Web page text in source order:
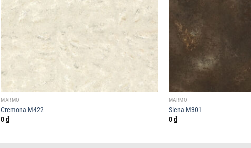
MARMO
Cremona M422
0₫
MARMO
Siena M301
0₫